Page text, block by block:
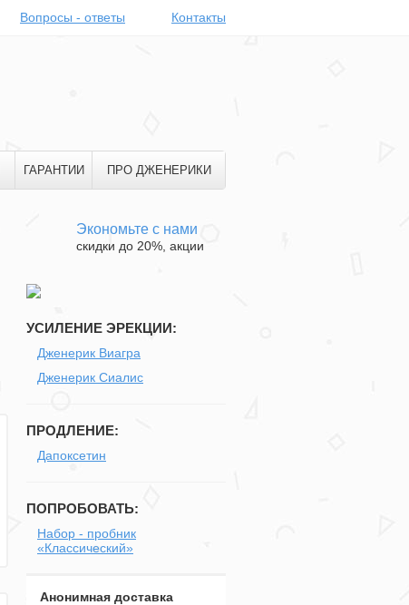
Вопросы - ответы Контакты
ГАРАНТИИ ПРО ДЖЕНЕРИКИ
Экономьте с нами
скидки до 20%, акции
УСИЛЕНИЕ ЭРЕКЦИИ:
Дженерик Виагра
Дженерик Сиалис
ПРОДЛЕНИЕ:
Дапоксетин
ПОПРОБОВАТЬ:
Набор - пробник
«Классический»
Анонимная доставка